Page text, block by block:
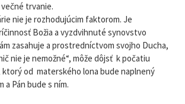
trvanie.
nie je rozhodujúcim faktorom. Je
Božia a vyzdvihnuté synovstvo
zasahuje a prostredníctvom svojho Ducha,
nie je nemožné“, môže dôjsť k počatiu
ktorý od materského lona bude naplnený
a Pán bude s ním.